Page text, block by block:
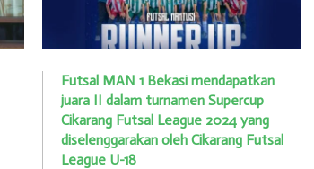
Futsal MAN 1 Bekasi mendapatkan
juara II dalam turnamen Supercup
Cikarang Futsal League 2024 yang
diselenggarakan oleh Cikarang Futsal
League U-18